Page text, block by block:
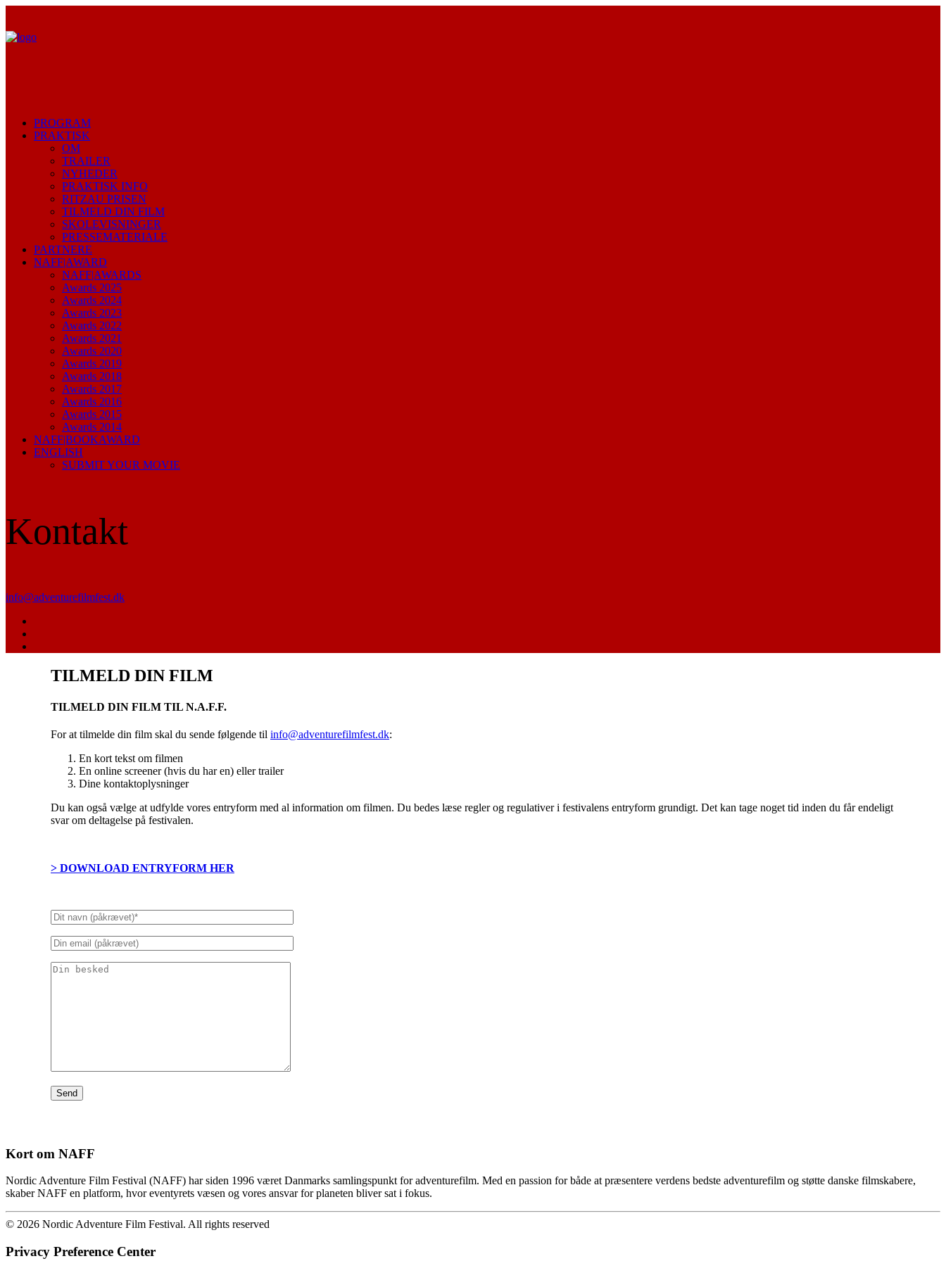
PROGRAM
PRAKTISK
OM
TRAILER
NYHEDER
PRAKTISK INFO
RITZAU PRISEN
TILMELD DIN FILM
SKOLEVISNINGER
PRESSEMATERIALE
PARTNERE
NAFF|AWARD
NAFF|AWARDS
Awards 2025
Awards 2024
Awards 2023
Awards 2022
Awards 2021
Awards 2020
Awards 2019
Awards 2018
Awards 2017
Awards 2016
Awards 2015
Awards 2014
NAFF|BOOKAWARD
ENGLISH
SUBMIT YOUR MOVIE
Kontakt
info@adventurefilmfest.dk
TILMELD DIN FILM
TILMELD DIN FILM TIL N.A.F.F.
For at tilmelde din film skal du sende følgende til info@adventurefilmfest.dk:
En kort tekst om filmen
En online screener (hvis du har en) eller trailer
Dine kontaktoplysninger
Du kan også vælge at udfylde vores entryform med al information om filmen. Du bedes læse regler og regulativer i festivalens entryform grundigt. Det kan tage noget tid inden du får endeligt
svar om deltagelse på festivalen.
> DOWNLOAD ENTRYFORM HER
Kort om NAFF
Nordic Adventure Film Festival (NAFF) har siden 1996 været Danmarks samlingspunkt for adventurefilm. Med en passion for både at præsentere verdens bedste adventurefilm og støtte danske filmskabere,
skaber NAFF en platform, hvor eventyrets væsen og vores ansvar for planeten bliver sat i fokus.
© 2026 Nordic Adventure Film Festival. All rights reserved
Privacy Preference Center